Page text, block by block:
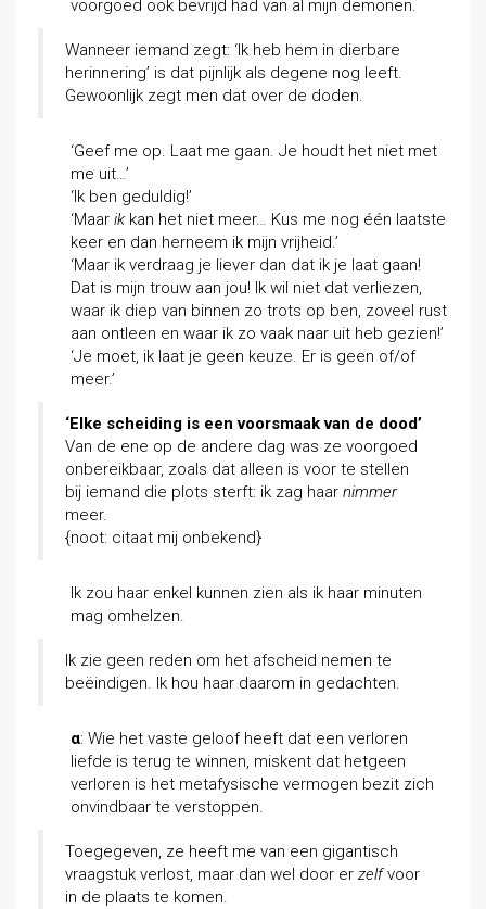
voorgoed ook bevrijd had van al mijn demonen.
Wanneer iemand zegt: ‘Ik heb hem in dierbare
herinnering’ is dat pijnlijk als degene nog leeft.
Gewoonlijk zegt men dat over de doden.
‘Geef me op. Laat me gaan. Je houdt het niet met
me uit…’
‘Ik ben geduldig!’
‘Maar ik kan het niet meer… Kus me nog één laatste
keer en dan herneem ik mijn vrijheid.’
‘Maar ik verdraag je liever dan dat ik je laat gaan!
Dat is mijn trouw aan jou! Ik wil niet dat verliezen,
waar ik diep van binnen zo trots op ben, zoveel rust
aan ontleen en waar ik zo vaak naar uit heb gezien!’
‘Je moet, ik laat je geen keuze. Er is geen of/of
meer.’
‘Elke scheiding is een voorsmaak van de dood’
Van de ene op de andere dag was ze voorgoed
onbereikbaar, zoals dat alleen is voor te stellen
bij iemand die plots sterft: ik zag haar nimmer
meer.
{noot: citaat mij onbekend}
Ik zou haar enkel kunnen zien als ik haar minuten
mag omhelzen.
Ik zie geen reden om het afscheid nemen te
beëindigen. Ik hou haar daarom in gedachten.
α: Wie het vaste geloof heeft dat een verloren
liefde is terug te winnen, miskent dat hetgeen
verloren is het metafysische vermogen bezit zich
onvindbaar te verstoppen.
Toegegeven, ze heeft me van een gigantisch
vraagstuk verlost, maar dan wel door er zelfvoor
in de plaats te komen.